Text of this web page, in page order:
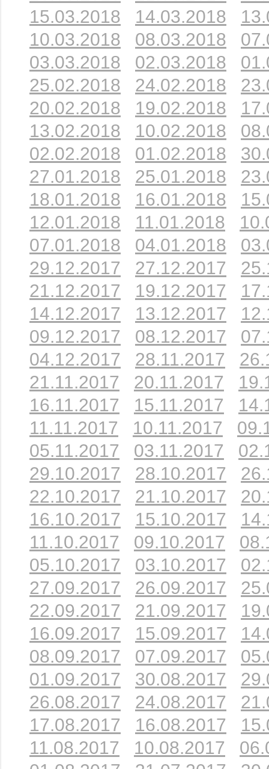
15.03.2018
14.03.2018
10.03.2018
08.03.2018
03.03.2018
02.03.2018
25.02.2018
24.02.2018
20.02.2018
19.02.2018
13.02.2018
10.02.2018
02.02.2018
01.02.2018
27.01.2018
25.01.2018
18.01.2018
16.01.2018
12.01.2018
11.01.2018
07.01.2018
04.01.2018
29.12.2017
27.12.2017
21.12.2017
19.12.2017
14.12.2017
13.12.2017
09.12.2017
08.12.2017
04.12.2017
28.11.2017
21.11.2017
20.11.2017
16.11.2017
15.11.2017
11.11.2017
10.11.2017
05.11.2017
03.11.2017
29.10.2017
28.10.2017
22.10.2017
21.10.2017
16.10.2017
15.10.2017
11.10.2017
09.10.2017
05.10.2017
03.10.2017
27.09.2017
26.09.2017
22.09.2017
21.09.2017
16.09.2017
15.09.2017
08.09.2017
07.09.2017
01.09.2017
30.08.2017
26.08.2017
24.08.2017
17.08.2017
16.08.2017
11.08.2017
10.08.2017